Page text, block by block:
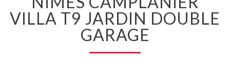
VILLA T9 JARDIN DOUBLE
GARAGE